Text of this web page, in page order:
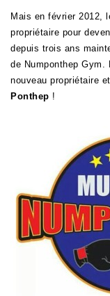
Mais en février 2012,
propriétaire pour
depuis trois ans
de Numponthep Gym.
nouveau propriétaire
Ponthep !